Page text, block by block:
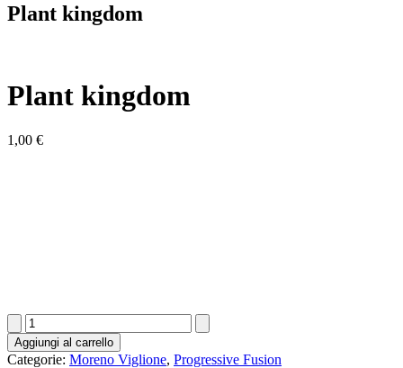
Plant kingdom
Plant kingdom
1,00 €
Plant
kingdom
quantità
Aggiungi al carrello
Categorie: Moreno Viglione, Progressive Fusion